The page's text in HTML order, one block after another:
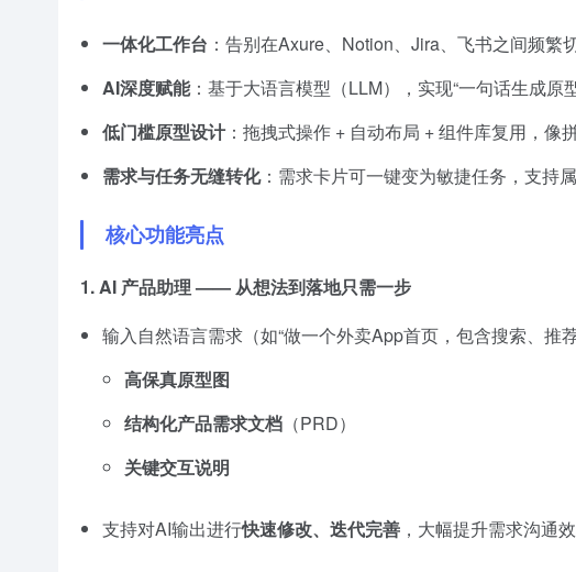
一体化工作台 ：告别在Axure、Notion、Jira、飞书之间频繁
AI深度赋能：基于大语言模型（LLM），实现“一句话生成原型
低门槛原型设计：拖拽式操作 + 自动布局 + 组件库复用，像
需求与任务无缝转化：需求卡片可一键变为敏捷任务，支持
核心功能亮点
1.AI 产品助理 —— 从想法到落地只需一步
输入自然语言需求（如“做一个外卖App首页，包含搜索、推
高保真原型图
结构化产品需求文档 （PRD）
关键交互说明
支持对AI输出进行快速修改、迭代完善 ，大幅提升需求沟通效